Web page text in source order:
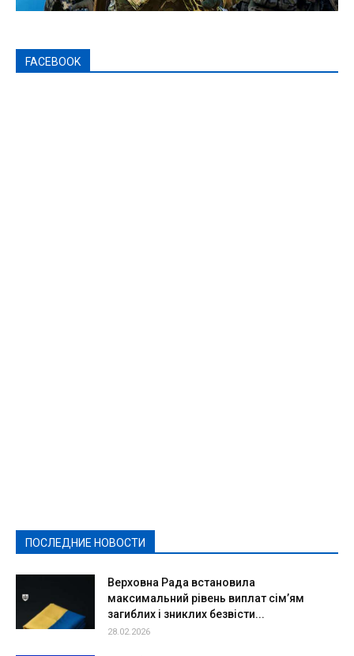
FACEBOOK
ПОСЛЕДНИЕ НОВОСТИ
Верховна Рада встановила
максимальний рівень виплат сім’ям
загиблих і зниклих безвісти...
28.02.2026